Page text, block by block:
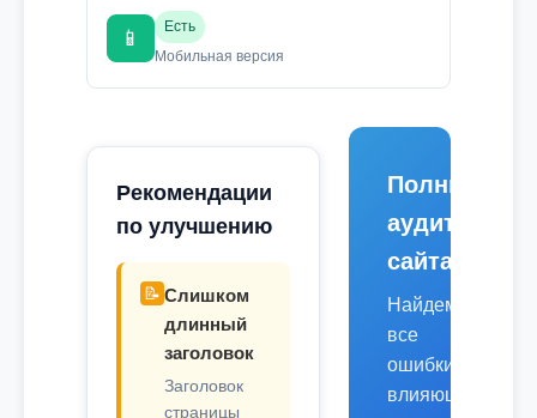
📱
Есть
Мобильная версия
Рекомендации
по улучшению
📝 Слишком
длинный
заголовок
Заголовок
страницы
Полный
аудит
сайта
Найдем
все
ошибки,
влияющие